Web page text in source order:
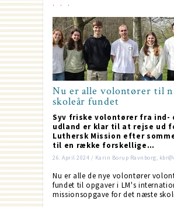
Nu er alle volontører til
skoleår fundet
Syv friske volontører fra ind-
udland er klar til at rejse ud
Luthersk Mission efter
til en række forskellige…
26. April 2024 / Karin Borup Ravnborg;
Nu er alle de nye volontører
fundet til opgaver i LM's
missionsopgave for det næste